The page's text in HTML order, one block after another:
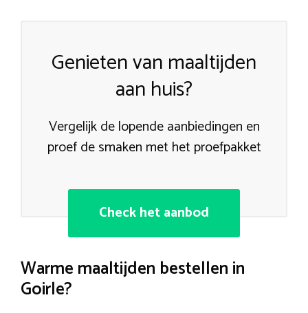
Genieten van maaltijden
aan huis?
Vergelijk de lopende aanbiedingen en
proef de smaken met het proefpakket
Check het aanbod
Warme maaltijden bestellen in
Goirle?